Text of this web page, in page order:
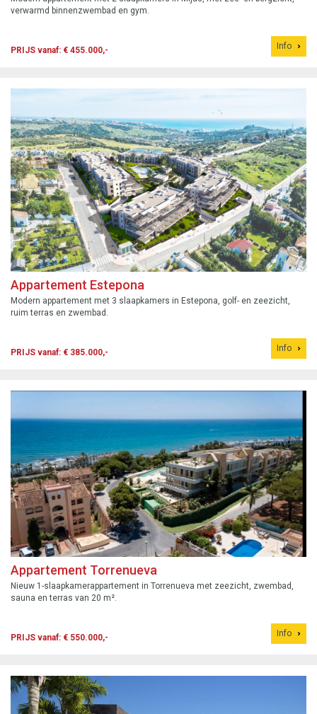
verwarmd binnenzwembad en gym.
PRIJS vanaf: € 455.000,- Info
Appartement Estepona
Modern appartement met 3 slaapkamers in Estepona, golf- en zeezicht,
ruim terras en zwembad.
PRIJS vanaf: € 385.000,- Info
Appartement Torrenueva
Nieuw 1-slaapkamerappartement in Torrenueva met zeezicht, zwembad,
sauna en terras van 20 m².
PRIJS vanaf: € 550.000,- Info